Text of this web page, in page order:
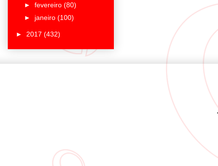
► fevereiro (80)
► janeiro (100)
► 2017 (432)